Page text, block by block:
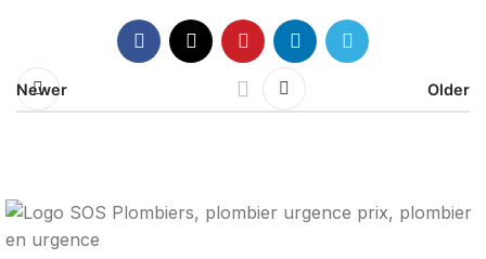
Newer Older